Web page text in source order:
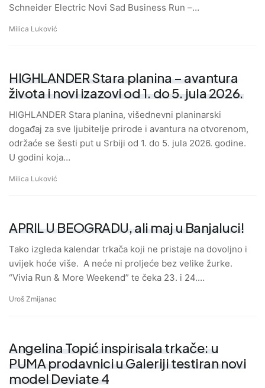
Schneider Electric Novi Sad Business Run –…
Milica Luković
HIGHLANDER Stara planina – avantura
života i novi izazovi od 1. do 5. jula 2026.
HIGHLANDER Stara planina, višednevni planinarski
događaj za sve ljubitelje prirode i avantura na otvorenom,
održaće se šesti put u Srbiji od 1. do 5. jula 2026. godine.
U godini koja…
Milica Luković
APRIL U BEOGRADU, ali maj u Banjaluci!
Tako izgleda kalendar trkača koji ne pristaje na dovoljno i
uvijek hoće više. A neće ni proljeće bez velike žurke.
“Vivia Run & More Weekend” te čeka 23. i 24.…
Uroš Zmijanac
Angelina Topić inspirisala trkače: u
PUMA prodavnici u Galeriji testiran novi
model Deviate 4